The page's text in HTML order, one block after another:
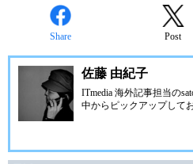
Share Post
佐藤 由紀子
ITmedia 海外記事担当の
中からピックアップして